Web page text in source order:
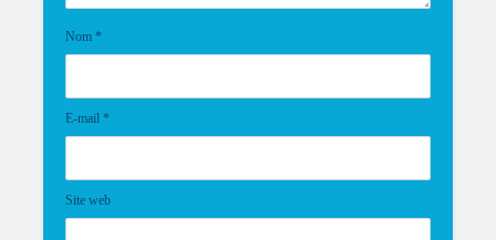
Nom *
E-mail *
Site web